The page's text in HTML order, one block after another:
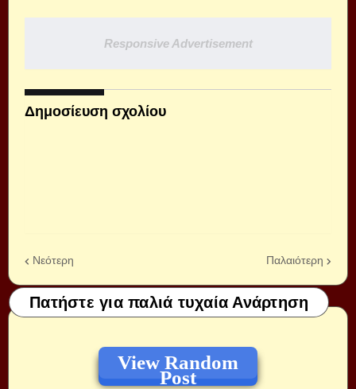
Responsive Advertisement
Δημοσίευση σχολίου
Νεότερη Παλαιότερη
Πατήστε για παλιά τυχαία Ανάρτηση
View Random
Post